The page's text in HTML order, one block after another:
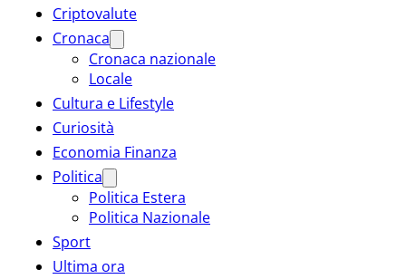
Criptovalute
Cronaca
Cronaca nazionale
Locale
Cultura e Lifestyle
Curiosità
Economia Finanza
Politica
Politica Estera
Politica Nazionale
Sport
Ultima ora